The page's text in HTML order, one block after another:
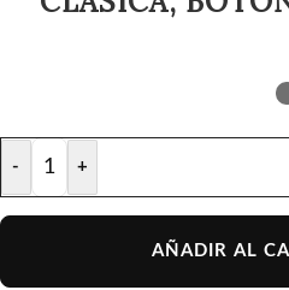
- +
AÑADIR AL